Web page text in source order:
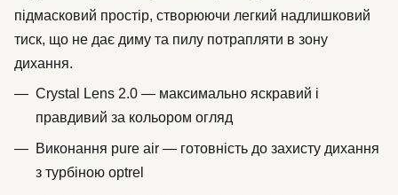
підмасковий простір, створюючи легкий надлишковий
тиск, що не дає диму та пилу потрапляти в зону
дихання.
Crystal Lens 2.0 — максимально яскравий і
правдивий за кольором огляд
Виконання pure air — готовність до захисту дихання
з турбіною optrel